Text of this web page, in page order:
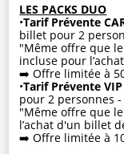
LES PACKS DUO
•Tarif Prévente
billet pour 2
"Même offre que le
incluse pour
➡️ Offre limitée à
•Tarif Prévente
pour 2 personnes
"Même offre que
l’achat d'un billet
➡️ Offre limitée à